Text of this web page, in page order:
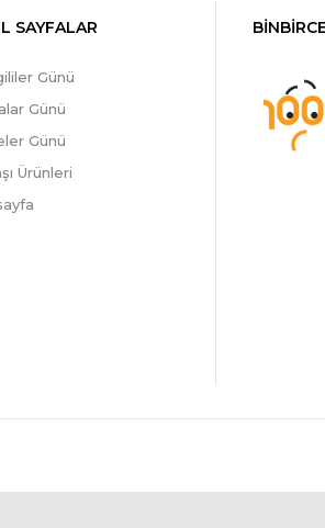
SAYFALAR
Günü
Günü
Günü
Ürünleri